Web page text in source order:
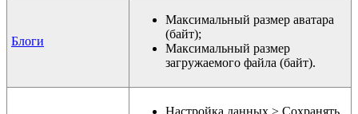
Блоги
Максимальный размер аватара
(байт);
Максимальный размер
загружаемого файла (байт).